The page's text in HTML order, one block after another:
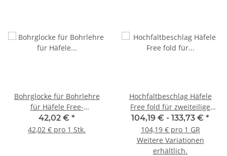
Bohrglocke für Bohrlehre
für Häfele Free-
Klappenbeschläge
42,02 € *
42,02 € pro 1 Stk.
Hochfaltbeschlag Häfele
Free fold für zweiteilige
Klappen 1:1
104,19 € - 133,73 € *
104,19 € pro 1 GR
Weitere Variationen
erhältlich.